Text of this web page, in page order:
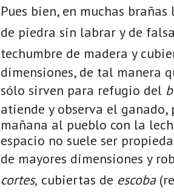
Pues bien, en muchas
de piedra sin labrar y de
techumbre de madera y
dimensiones, de tal manera
sólo sirven para refugio del
atiende y observa el
mañana al pueblo con la
espacio no suele ser
de mayores dimensiones y
cortes, cubiertas de escoba